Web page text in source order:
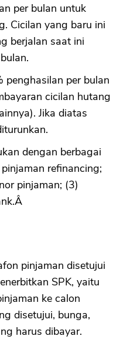
per bulan untuk
Cicilan yang baru ini
berjalan saat ini
penghasilan per bulan
cicilan hutang
Jika diatas
dengan berbagai
refinancing;
pinjaman; (3)
pinjaman disetujui
SPK, yaitu
ke calon
disetujui, bunga,
harus dibayar.